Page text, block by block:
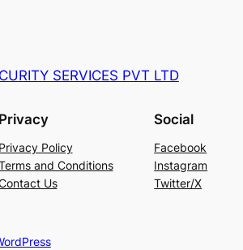
SERVICES PVT LTD
Privacy
Privacy Policy
and Conditions
Us
Social
Facebook
Instagram
Twitter/X